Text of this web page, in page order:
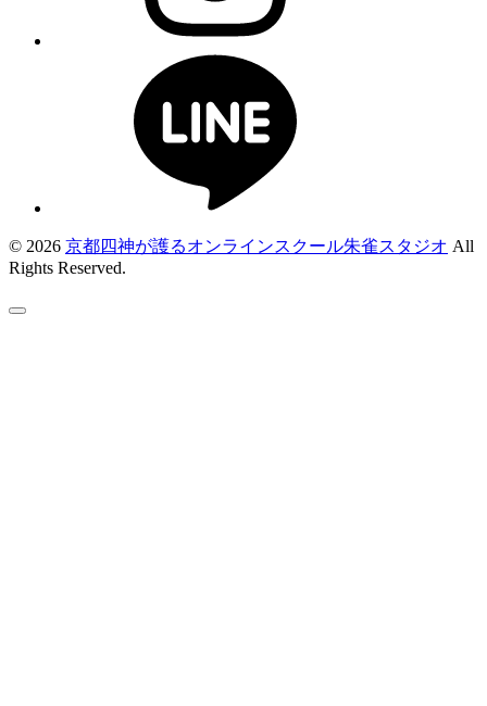
© 2026 京都四神が護るオンラインスクール朱雀スタジオ All
Rights Reserved.